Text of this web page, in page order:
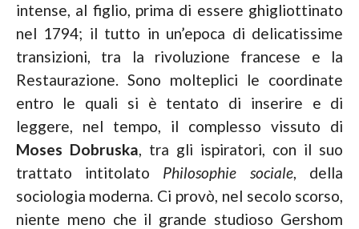
intense, al figlio, prima di essere ghigliottinato
nel 1794; il tutto in un’epoca di delicatissime
transizioni, tra la rivoluzione francese e la
Restaurazione. Sono molteplici le coordinate
entro le quali si è tentato di inserire e di
leggere, nel tempo, il complesso vissuto di
Moses Dobruska, tra gli ispiratori, con il suo
trattato intitolato Philosophie sociale, della
sociologia moderna. Ci provò, nel secolo scorso,
niente meno che il grande studioso Gershom